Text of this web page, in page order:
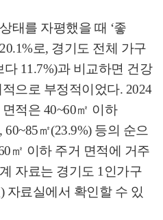
태를 자평했을 때 ‘좋
20.1%로, 경기도 전체 가구
다 11.7%)과 비교하면 건강
으로 부정적이었다. 2024
면적은 40~60㎡ 이하
60~85㎡(23.9%) 등의 순으
㎡ 이하 주거 면적에 거주
자료는 경기도 1 인가구
자료실에서 확인할 수 있